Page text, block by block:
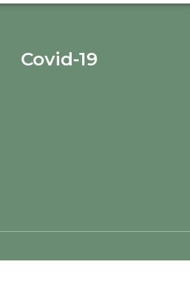
Covid-19